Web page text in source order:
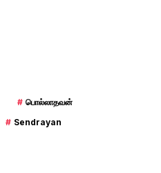
# பொல்லாதவன்
# Sendrayan